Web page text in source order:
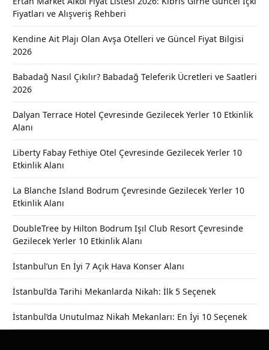
Fiyatları ve Alışveriş Rehberi
Kendine Ait Plajı Olan Avşa Otelleri ve Güncel Fiyat Bilgisi
2026
Babadağ Nasıl Çıkılır? Babadağ Teleferik Ücretleri ve Saatleri
2026
Dalyan Terrace Hotel Çevresinde Gezilecek Yerler 10 Etkinlik
Alanı
Liberty Fabay Fethiye Otel Çevresinde Gezilecek Yerler 10
Etkinlik Alanı
La Blanche Island Bodrum Çevresinde Gezilecek Yerler 10
Etkinlik Alanı
DoubleTree by Hilton Bodrum Işıl Club Resort Çevresinde
Gezilecek Yerler 10 Etkinlik Alanı
İstanbul’un En İyi 7 Açık Hava Konser Alanı
İstanbul’da Tarihi Mekanlarda Nikah: İlk 5 Seçenek
İstanbul’da Unutulmaz Nikah Mekanları: En İyi 10 Seçenek